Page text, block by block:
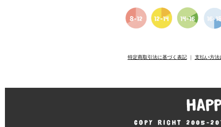
特定商取引法に基づく表記｜ 支払い方法